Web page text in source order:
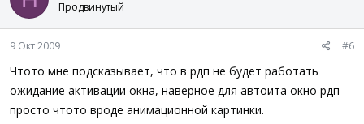
Продвинутый
9 Окт 2009 #6
Чтото мне подсказывает, что в рдп не будет работать
ожидание активации окна, наверное для автоита окно рдп
просто чтото вроде анимационной картинки.